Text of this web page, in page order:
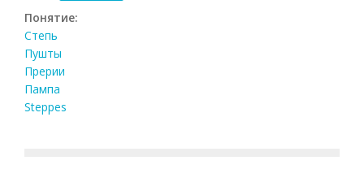
Понятие:
Степь
Пушты
Прерии
Пампа
Steppes